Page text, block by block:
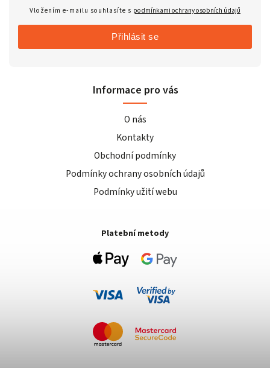
Vložením e-mailu souhlasíte s podmínkami ochrany osobních údajů
Přihlásit se
Informace pro vás
O nás
Kontakty
Obchodní podmínky
Podmínky ochrany osobních údajů
Podmínky užití webu
Platební metody